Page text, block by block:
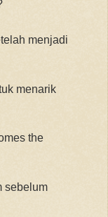
menjadi
menarik
the
sebelum